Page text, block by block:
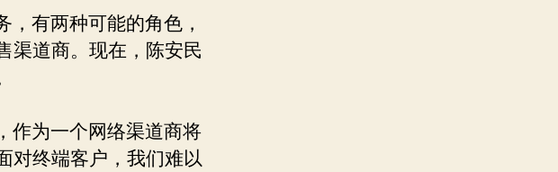
有两种可能的角色，
渠道商。现在，陈安民
作为一个网络渠道商将
对终端客户，我们难以